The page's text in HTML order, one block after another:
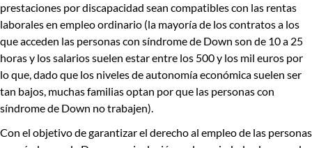
prestaciones por discapacidad sean compatibles con las rentas
laborales en empleo ordinario (la mayoría de los contratos a los
que acceden las personas con síndrome de Down son de 10 a 25
horas y los salarios suelen estar entre los 500 y los mil euros por
lo que, dado que los niveles de autonomía económica suelen ser
tan bajos, muchas familias optan por que las personas con
síndrome de Down no trabajen).
Con el objetivo degarantizar el derecho al empleo de las personas